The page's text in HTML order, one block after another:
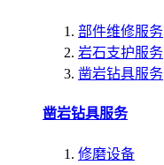
部件维修服务
岩石支护服务
凿岩钻具服务
凿岩钻具服务
修磨设备